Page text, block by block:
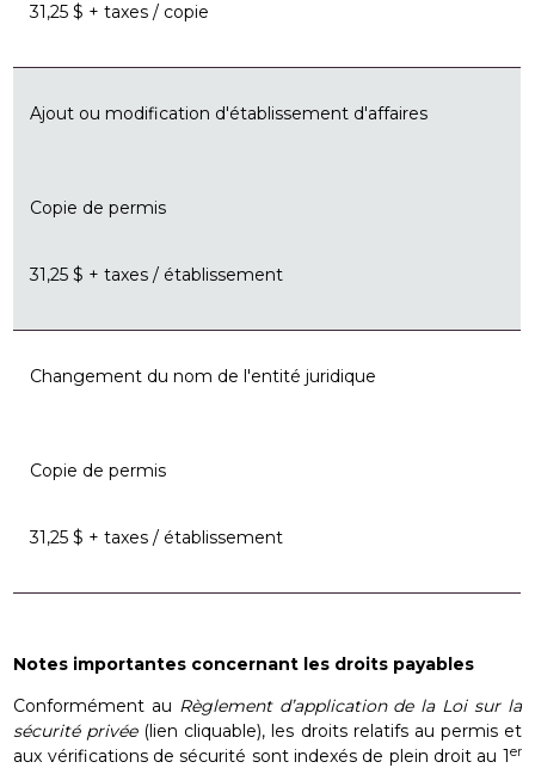
31,25 $ + taxes / copie
Ajout ou modification d'établissement d'affaires
Copie de permis
31,25 $ + taxes / établissement
Changement du nom de l'entité juridique
Copie de permis
31,25 $ + taxes / établissement
Notes importantes concernant les droits payables
Conformément au Règlement d’application de la Loi sur la
sécurité privée(lien cliquable), les droits relatifs au permis et
aux vérifications de sécurité sont indexés de plein droit au 1er